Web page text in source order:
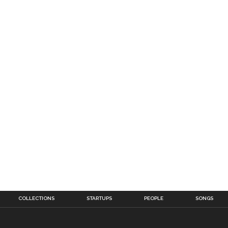
COLLECTIONS STARTUPS PEOPLE SONGS